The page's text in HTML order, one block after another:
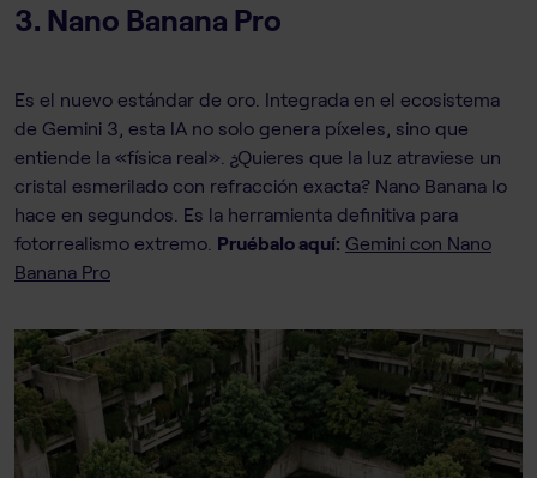
3. Nano Banana Pro
Es el nuevo estándar de oro. Integrada en el ecosistema
de Gemini 3, esta IA no solo genera píxeles, sino que
entiende la «física real». ¿Quieres que la luz atraviese un
cristal esmerilado con refracción exacta? Nano Banana lo
hace en segundos. Es la herramienta definitiva para
fotorrealismo extremo. Pruébalo aquí: Gemini con Nano
Banana Pro